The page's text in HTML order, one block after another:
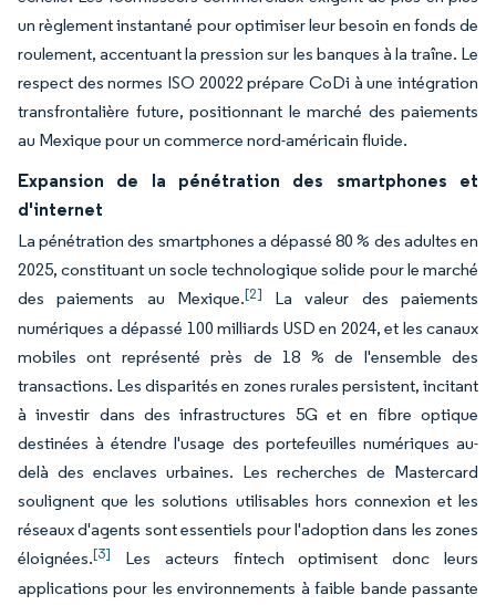
un règlement instantané pour optimiser leur besoin en fonds de
roulement, accentuant la pression sur les banques à la traîne. Le
respect des normes ISO 20022 prépare CoDi à une intégration
transfrontalière future, positionnant le marché des paiements
au Mexique pour un commerce nord-américain fluide.
Expansion de la pénétration des smartphones et
d'internet
La pénétration des smartphones a dépassé 80 % des adultes en
2025, constituant un socle technologique solide pour le marché
des paiements au Mexique.[2]
La valeur des paiements
numériques a dépassé 100 milliards USD en 2024, et les canaux
mobiles ont représenté près de 18 % de l'ensemble des
transactions. Les disparités en zones rurales persistent, incitant
à investir dans des infrastructures 5G et en fibre optique
destinées à étendre l'usage des portefeuilles numériques au-
delà des enclaves urbaines. Les recherches de Mastercard
soulignent que les solutions utilisables hors connexion et les
réseaux d'agents sont essentiels pour l'adoption dans les zones
éloignées.[3]
Les acteurs fintech optimisent donc leurs
applications pour les environnements à faible bande passante